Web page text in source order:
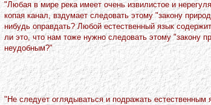
"Любая в мире река имеет очень извилистое и
копая канал, вздумает следовать этому "закону
нибудь оправдать? Любой естественный язык
ли это, что нам тоже нужно следовать этому "закону
неудобным?"
"Hе следует оглядываться и подражать естественным